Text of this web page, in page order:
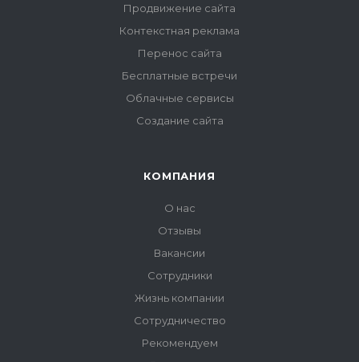
Продвижение сайта
Контекстная реклама
Перенос сайта
Бесплатные встречи
Облачные сервисы
Создание сайта
КОМПАНИЯ
О нас
Отзывы
Вакансии
Сотрудники
Жизнь компании
Сотрудничество
Рекомендуем